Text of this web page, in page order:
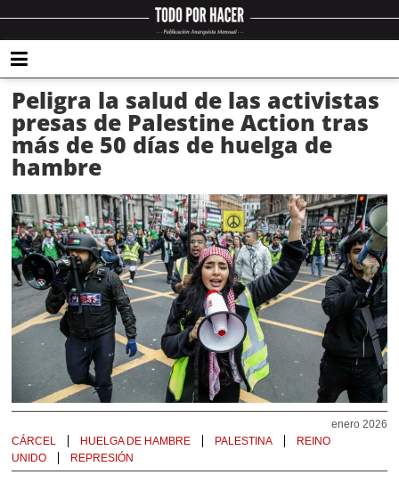
Peligra la salud de las activistas
presas de Palestine Action tras
más de 50 días de huelga de
hambre
enero 2026
CÁRCEL
HUELGA DE HAMBRE PALESTINA
REINO
UNIDO
REPRESIÓN